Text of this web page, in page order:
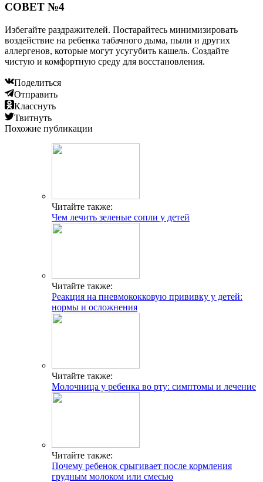
СОВЕТ №4
Избегайте раздражителей. Постарайтесь минимизировать
воздействие на ребенка табачного дыма, пыли и других
аллергенов, которые могут усугубить кашель. Создайте
чистую и комфортную среду для восстановления.
Поделиться
Отправить
Класснуть
Твитнуть
Похожие публикации
Читайте также:
Чем лечить зеленые сопли у детей
Читайте также:
Реакция на пневмококковую прививку у детей:
нормы и осложнения
Читайте также:
Молочница у ребенка во рту: симптомы и лечение
Читайте также:
Почему ребенок срыгивает после кормления
грудным молоком или смесью